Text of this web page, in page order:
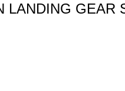
LANDING GEAR